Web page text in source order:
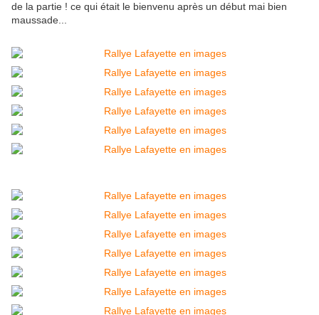
de la partie ! ce qui était le bienvenu après un début mai bien
maussade...